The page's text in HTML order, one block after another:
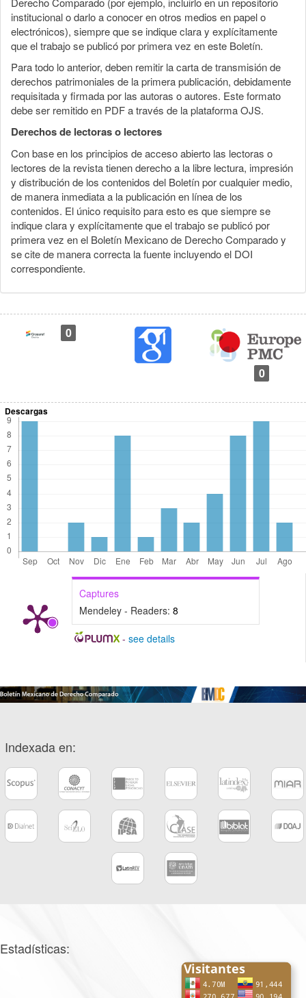
institucional o darlo a conocer en otros medios en papel o
electrónicos), siempre que se indique clara y explícitamente
que el trabajo se publicó por primera vez en este Boletín.
Para todo lo anterior, deben remitir la carta de transmisión de
derechos patrimoniales de la primera publicación, debidamente
requisitada y firmada por las autoras o autores. Este formato
debe ser remitido en PDF a través de la plataforma OJS.
Derechos de lectoras o lectores
Con base en los principios de acceso abierto las lectoras o
lectores de la revista tienen derecho a la libre lectura, impresión
y distribución de los contenidos del Boletín por cualquier medio,
de manera inmediata a la publicación en línea de los
contenidos. El único requisito para esto es que siempre se
indique clara y explícitamente que el trabajo se publicó por
primera vez en el Boletín Mexicano de Derecho Comparado y
se cite de manera correcta la fuente incluyendo el DOI
correspondiente.
0
0
Descargas
Captures
Mendeley - Readers: 8
- see details
Indexada en:
Estadísticas: